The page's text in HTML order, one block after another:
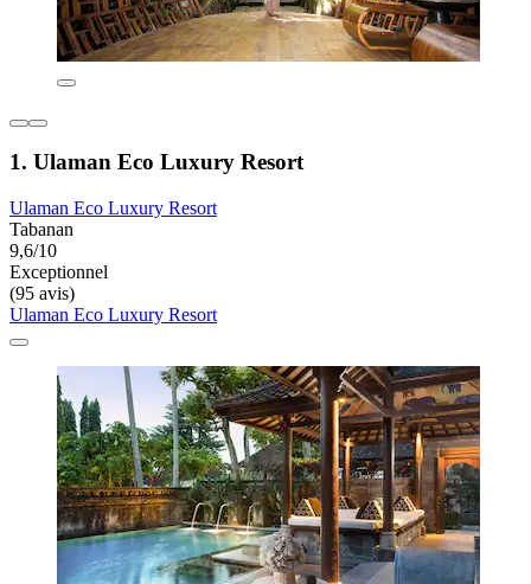
1. Ulaman Eco Luxury Resort
Ulaman Eco Luxury Resort
Tabanan
9,6/10
Exceptionnel
(95 avis)
Ulaman Eco Luxury Resort